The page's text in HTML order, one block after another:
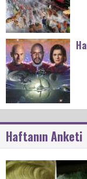
Haftanın Anketi